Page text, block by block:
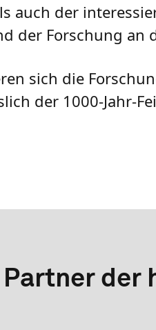
auch der
der Forschung an
sich die
der 1000-Jahr-
der